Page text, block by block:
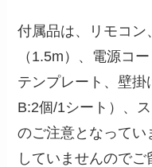
付属品は、リモコ
（1.5m）、電源コ
テンプレート、壁
B:2個/1シート）、
のご注意となってい
していませんのでご